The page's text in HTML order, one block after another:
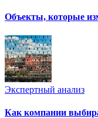
Объекты, которые
Экспертный анализ
Как компании